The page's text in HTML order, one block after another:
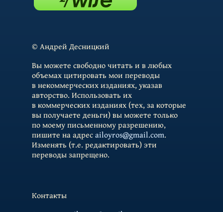
© Андрей Десницкий
Вы можете свободно читать и в любых
объемах цитировать мои переводы
в некоммерческих изданиях, указав
авторство. Использовать их
в коммерческих изданиях (тех, за которые
вы получаете деньги) вы можете только
по моему письменному разрешению,
пишите на адресailoyros@gmail.com.
Изменять (т.е. редактировать) эти
переводы запрещено.
Контакты